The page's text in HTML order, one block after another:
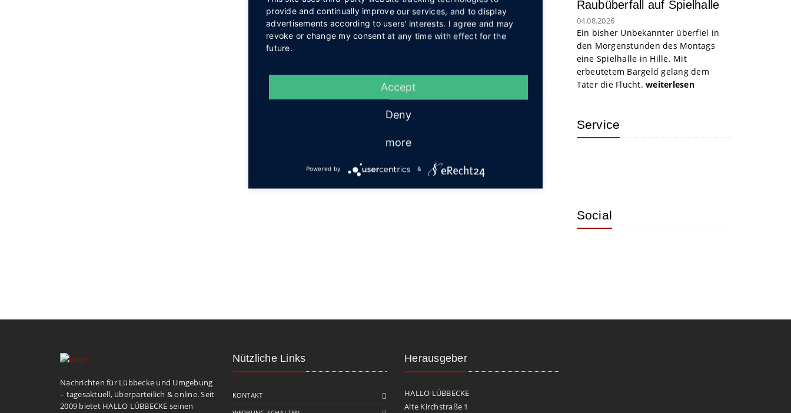
Raubüberfall auf Spielhalle
04.08.2026
Ein bisher Unbekannter überfiel in
den Morgenstunden des Montags
eine Spielhalle in Hille. Mit
erbeutetem Bargeld gelang dem
Täter die Flucht. weiterlesen
Service
Social
Nachrichten für Lübbecke und Umgebung
– tagesaktuell, überparteilich & online. Seit
2009 bietet HALLO LÜBBECKE seinen
Nützliche Links
KONTAKT
Herausgeber
HALLO LÜBBECKE
Alte Kirchstraße 1
provide and continually improve our services, and to display
advertisements according to users' interests. I agree and may
revoke or change my consent at any time with effect for the
future.
Accept
Deny
more
Powered by &